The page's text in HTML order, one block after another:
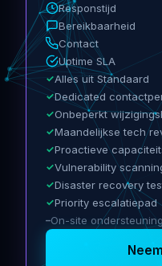
Responstijd
Bereikbaarheid
Contact
Uptime SLA
Alles uit Standaard
Dedicated
Onbeperkt
Maandelijkse tech
Proactieve
Vulnerability
Disaster recovery
Priority escalatiepad
On-site ondersteuning